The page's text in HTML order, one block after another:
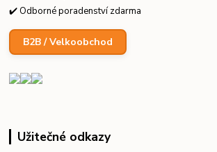
✔️ Odborné poradenství zdarma
B2B / Velkoobchod
Užitečné odkazy